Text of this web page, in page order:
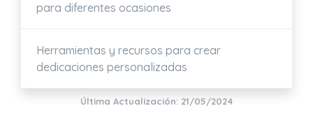
para diferentes ocasiones
Herramientas y recursos para crear
dedicaciones personalizadas
Última Actualización: 21/05/2024